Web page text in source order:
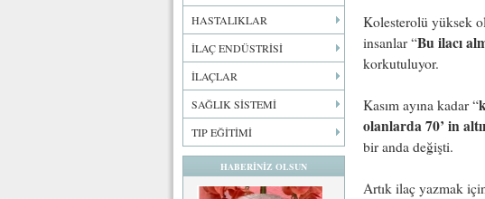
HASTALIKLAR
İLAÇ ENDÜSTRİSİ
İLAÇLAR
SAĞLIK SİSTEMİ
TIP EĞİTİMİ
HABERİNİZ OLSUN
Kolesterolü yüksek
insanlar “Bu ilacı
korkutuluyor.
Kasım ayına kadar “
olanlarda 70’ in
bir anda değişti.
Artık ilaç yazmak